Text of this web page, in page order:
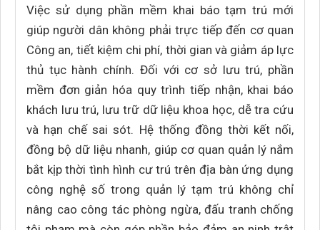
Việc sử dụng phần mềm khai báo tạm trú mới
giúp người dân không phải trực tiếp đến cơ quan
Công an, tiết kiệm chi phí, thời gian và giảm áp lực
thủ tục hành chính. Đối với cơ sở lưu trú, phần
mềm đơn giản hóa quy trình tiếp nhận, khai báo
khách lưu trú, lưu trữ dữ liệu khoa học, dễ tra cứu
và hạn chế sai sót. Hệ thống đồng thời kết nối,
đồng bộ dữ liệu nhanh, giúp cơ quan quản lý nắm
bắt kịp thời tình hình cư trú trên địa bàn ứng dụng
công nghệ số trong quản lý tạm trú không chỉ
nâng cao công tác phòng ngừa, đấu tranh chống